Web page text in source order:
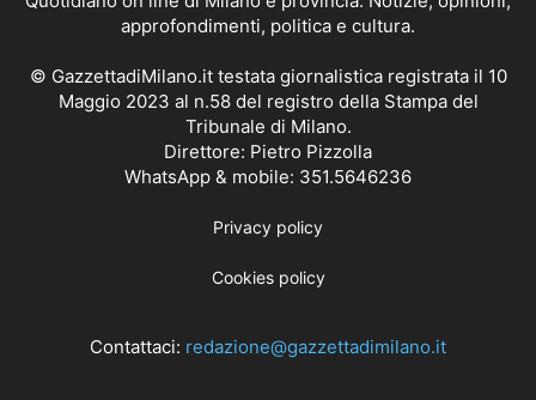
approfondimenti, politica e cultura.
© GazzettadiMilano.it testata giornalistica registrata il 10
Maggio 2023 al n.58 del registro della Stampa del
Tribunale di Milano.
Direttore: Pietro Pizzolla
WhatsApp & mobile: 351.5646236
Privacy policy
Cookies policy
Contattaci: redazione@gazzettadimilano.it